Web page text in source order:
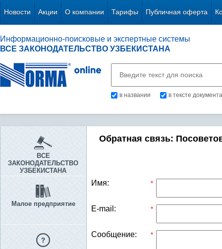
Новости Акции О компании Тарифы Публичная оферта
Информационно-поисковые и экспертные системы
ВСЕ ЗАКОНОДАТЕЛЬСТВО УЗБЕКИСТАНА
в названии в тексте документа
ВСЕ
ЗАКОНОДАТЕЛЬСТВО
УЗБЕКИСТАНА
Малое предприятие
Обратная связь:
Имя: *
E-mail: *
Сообщение: *